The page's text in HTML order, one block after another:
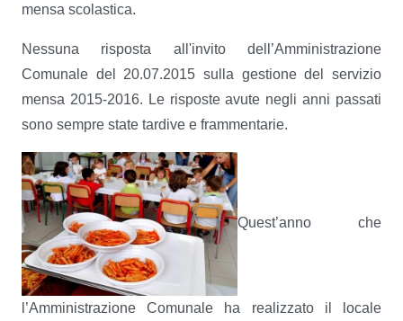
mensa scolastica.
Nessuna risposta all'invito dell’Amministrazione
Comunale del 20.07.2015 sulla gestione del servizio
mensa 2015-2016. Le risposte avute negli anni passati
sono sempre state tardive e frammentarie.
Quest’anno che
l’Amministrazione Comunale ha realizzato il locale